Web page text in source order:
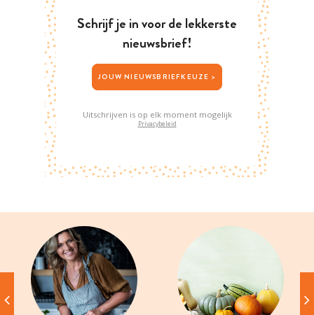
Schrijf je in voor de lekkerste
nieuwsbrief!
JOUW NIEUWSBRIEFKEUZE >
Uitschrijven is op elk moment mogelijk
Privacybeleid